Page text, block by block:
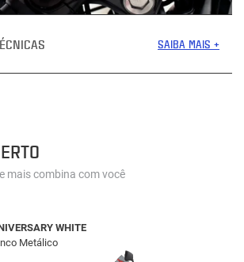
SAIBA MAIS +
mais combina com você
WHITE
Metálico